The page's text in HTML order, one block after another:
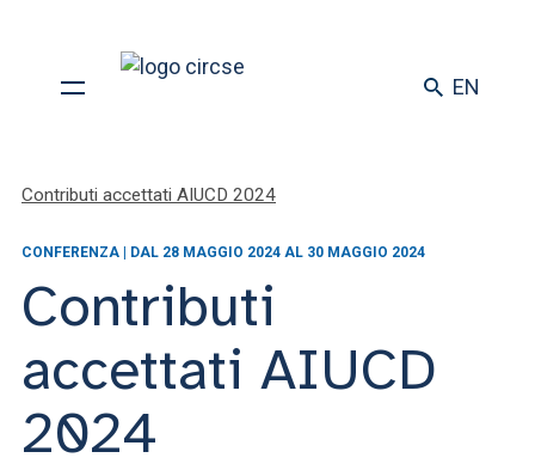
EN
Contributi accettati AIUCD 2024
CONFERENZA | DAL 28 MAGGIO 2024 AL 30 MAGGIO 2024
Contributi
accettati AIUCD
2024